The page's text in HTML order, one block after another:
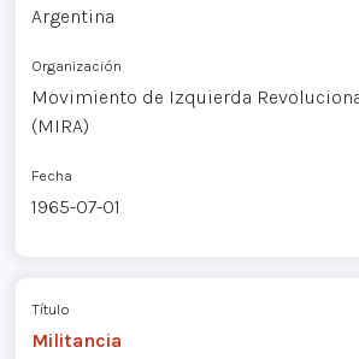
Argentina
Organización
Movimiento de Izquierda
(MIRA)
Fecha
1965-07-01
Título
Militancia